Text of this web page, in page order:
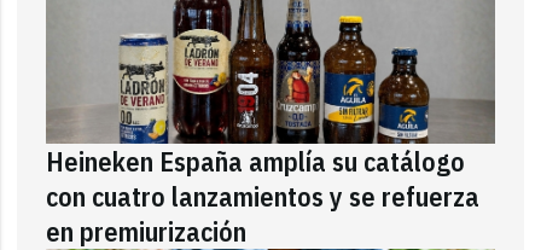
Heineken España amplía su catálogo
con cuatro lanzamientos y se refuerza
en premiurización